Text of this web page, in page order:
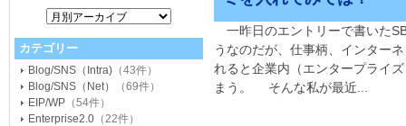
一昨日のエントリーで書いた
うなのだが、仕事柄、インター
れると企業内（エンタープライ
まう。 そんな私が最近...
カテゴリー
Blog/SNS（Intra) （43件）
Blog/SNS（Net）
（69件）
EIP/WP （54件）
Enterprise2.0 （22件）